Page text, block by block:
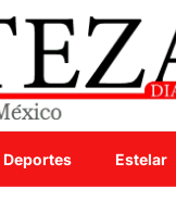
Deportes Estelar